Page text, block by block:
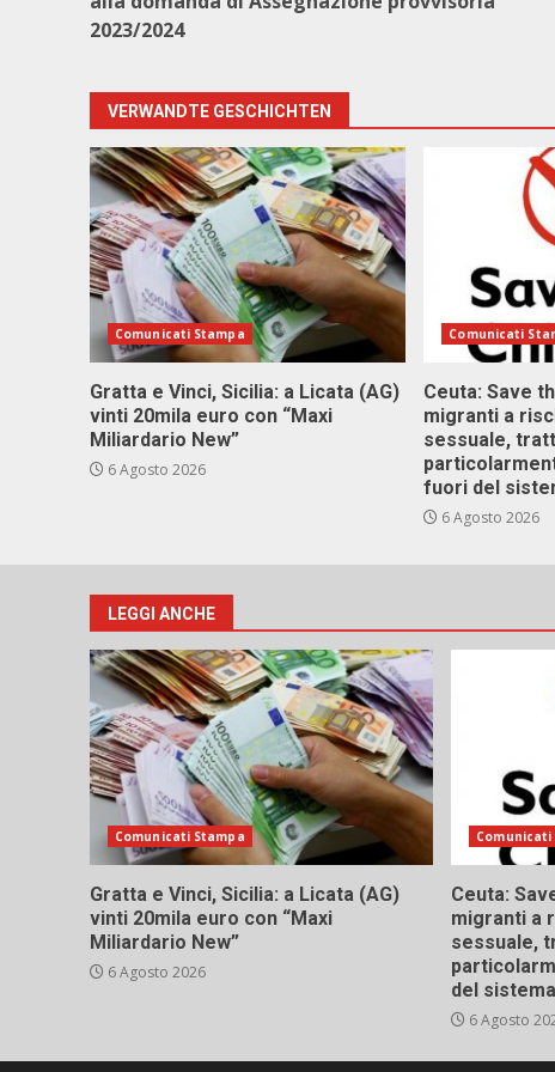
2023/2024
VERWANDTE GESCHICHTEN
Comunicati Stampa
Gratta e Vinci, Sicilia: a Licata (AG)
vinti 20mila euro con “Maxi
Miliardario New”
6 Agosto 2026
Comunicati
Ceuta: Save
migranti a
sessuale,
fuori del
6 Agosto 2026
LEGGI ANCHE
Comunicati Stampa
Gratta e Vinci, Sicilia: a Licata (AG)
vinti 20mila euro con “Maxi
Miliardario New”
6 Agosto 2026
Comunicati
Ceuta:
migranti a
sessuale,
del
6 Agosto